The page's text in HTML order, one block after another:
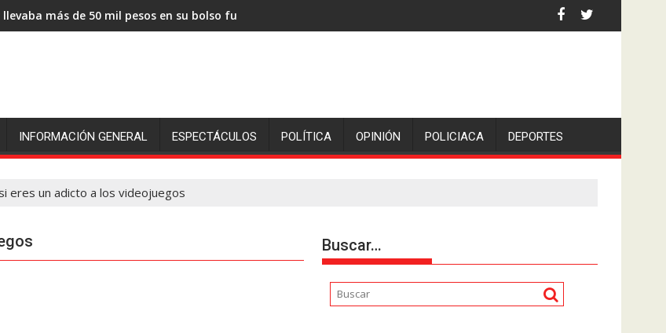
llevaba más de 50 mil pesos en su bolso fue sorprendida por asaltantes
INFORMACIÓN GENERAL ESPECTÁCULOS POLÍTICA OPINIÓN POLICIACA DEPORTES
eres un adicto a los videojuegos
Buscar…